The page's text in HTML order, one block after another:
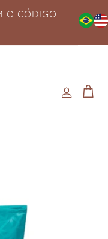
O CÓDIGO
Fazer
login